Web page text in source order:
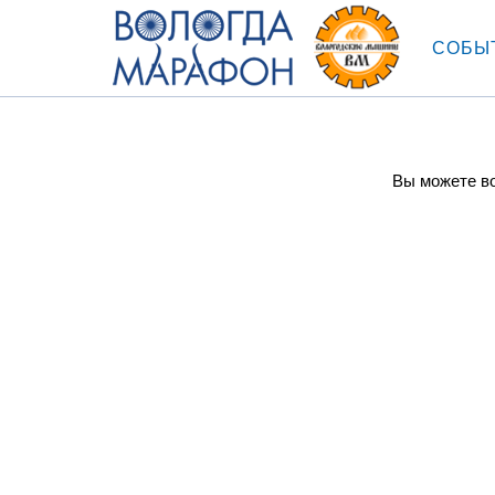
Вы можете